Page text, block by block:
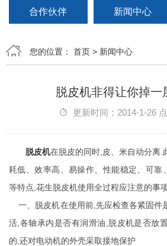
合作伙伴 新闻中心
您的位置： 首页 > 新闻中心
脱皮机非得让你掉一
更新时间：2014-1-26
脱皮机在脱皮的同时,皮、米自动分离.
耗低、效率高、易操作、性能稳定、可靠
等特点,花生脱皮机使用全过程应注意的事
一、脱皮机在使用前,先应检查各紧固件
活,各轴承内是否有润滑油,脱皮机是否放
的,还对电动机的外壳采取接地保护